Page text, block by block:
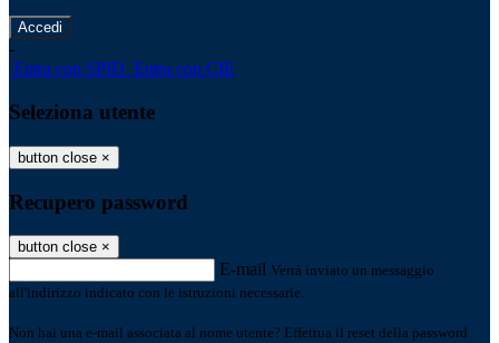
-
Entra con SPID Entra con CIE
Seleziona utente
button close ×
Recupero password
button close ×
E-mail Verrà inviato un messaggio
all'indirizzo indicato con le istruzioni necessarie.
Non hai una e-mail associata al nome utente? Effettua il reset della password